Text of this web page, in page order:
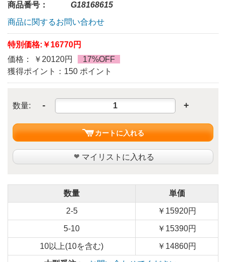
商品番号：
G18168615
商品に関するお問い合わせ
特別価格: ￥16770円
価格： ￥20120円
17%OFF
獲得ポイント：150 ポイント
数量: - +
カートに入れる
マイリストに入れる
数量 単価
2-5 ￥15920円
5-10 ￥15390円
10以上(10を含む) ￥14860円